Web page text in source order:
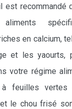
est recommandé
aliments
en calcium,
et les yaourts,
votre régime
à feuilles vertes
le chou frisé